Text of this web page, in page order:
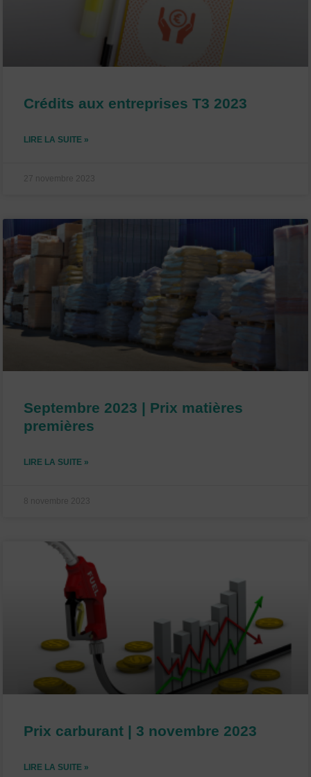
Crédits aux entreprises T3 2023
LIRE LA SUITE »
27 novembre 2023
Septembre 2023 | Prix matières
premières
LIRE LA SUITE »
8 novembre 2023
Prix carburant | 3 novembre 2023
LIRE LA SUITE »